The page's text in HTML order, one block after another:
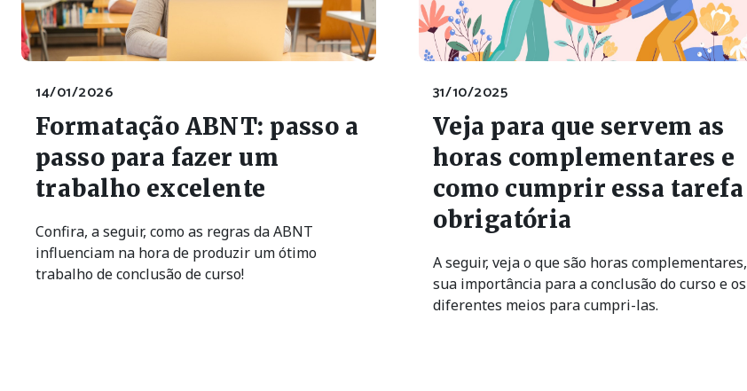
14/01/2026
Formatação ABNT: passo a
passo para fazer um
trabalho excelente
Confira, a seguir, como as regras da ABNT
influenciam na hora de produzir um ótimo
trabalho de conclusão de curso!
31/10/2025
Veja para que servem as
horas complementares e
como cumprir essa tarefa
obrigatória
A seguir, veja o que são horas complementares,
sua importância para a conclusão do curso e os
diferentes meios para cumpri-las.